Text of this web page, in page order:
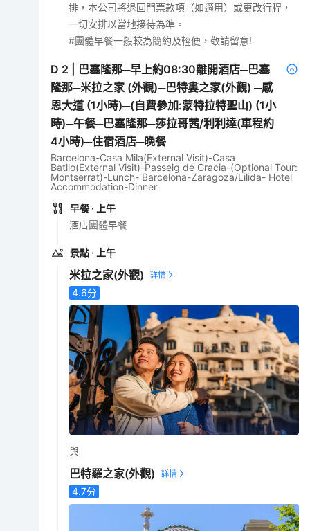
排，本公司將退回門票款項（如適用）或更改行程，
一切安排以當地接待為準。
#團體早餐一般較為簡約及輕便，敬請留意!
D 2
巴塞隆那─早上約08:30離開酒店─巴塞
隆那─米拉之家 (外觀)─巴特婁之家(外觀) ─感
恩大道 (1小時)─(自費參加:蒙特拉特聖山) (1小
時)─午餐─巴塞隆那─莎拉哥茜/利利達(車程約
4小時)─住宿酒店─晚餐
Barcelona-Casa Mila(External Visit)-Casa
Batllo(External Visit)-Passeig de Gracia-(Optional Tour:
Montserrat)-Lunch- Barcelona-Zaragoza/Lilida- Hotel
Accommodation-Dinner
早餐 · 上午
酒店團體早餐
景點 · 上午
米拉之家(外觀)
4.6分
與
巴特羅之家(外觀)
4.7分